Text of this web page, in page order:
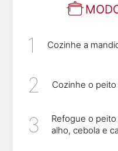
Cozinhe a
Cozinhe o
Refogue o
alho, cebola e